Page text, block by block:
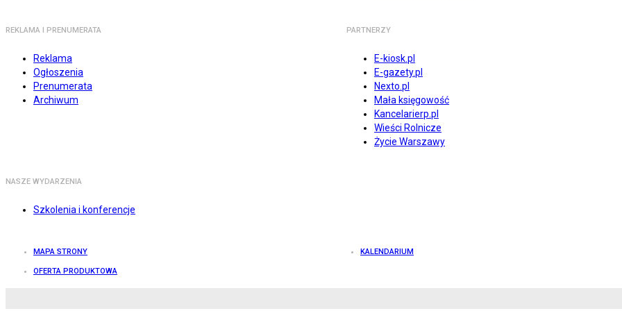
REKLAMA I PRENUMERATA
Reklama
Ogłoszenia
Prenumerata
Archiwum
PARTNERZY
E-kiosk.pl
E-gazety.pl
Nexto.pl
Mała księgowość
Kancelarierp.pl
Wieści Rolnicze
Życie Warszawy
NASZE WYDARZENIA
Szkolenia i konferencje
MAPA STRONY KALENDARIUM
OFERTA PRODUKTOWA